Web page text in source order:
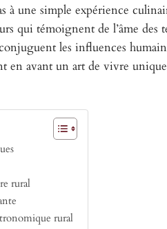
à une simple expérience
qui témoignent de l’âme des
les influences
en avant un art de vivre
rural
rural